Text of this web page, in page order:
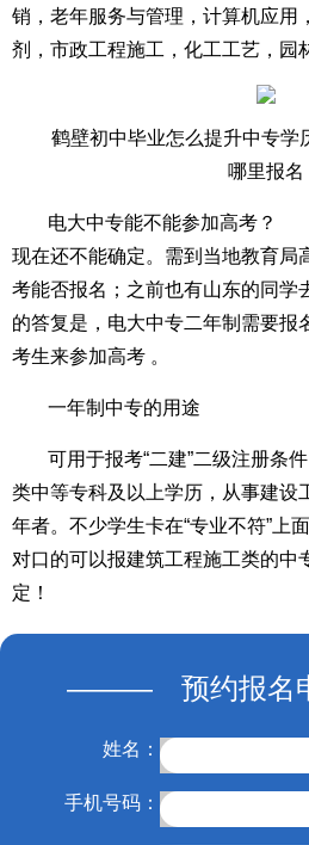
销，老年服务与管理，计算机应用
剂，市政工程施工，化工工艺，园
鹤壁初中毕业怎么提升中专学
哪里报名
电大中专能不能参加高考？
现在还不能确定。需到当地教育局
考能否报名；之前也有山东的同学
的答复是，电大中专二年制需要报
考生来参加高考 。
一年制中专的用途
可用于报考“二建”二级注册条
类中等专科及以上学历，从事建设
年者。不少学生卡在“专业不符”上
对口的可以报建筑工程施工类的中
定！
——— 预约报
姓名：
手机号码：